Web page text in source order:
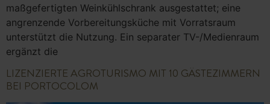
maßgefertigten Weinkühlschrank ausgestattet; eine
angrenzende Vorbereitungsküche mit Vorratsraum
unterstützt die Nutzung. Ein separater TV-/Medienraum
ergänzt die
LIZENZIERTE AGROTURISMO MIT 10 GÄSTEZIMMERN
BEI PORTOCOLOM